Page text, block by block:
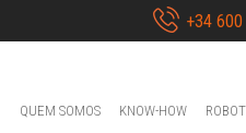
+34
QUEM SOMOS KNOW-HOW